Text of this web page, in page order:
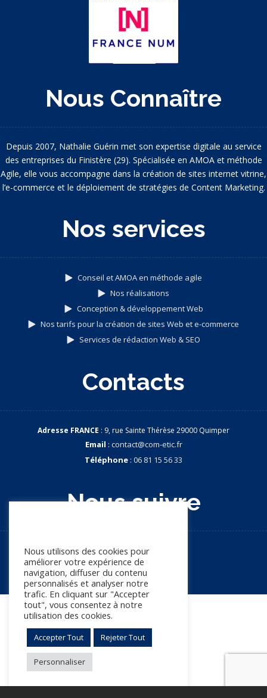
Nous Connaître
Depuis 2007, Nathalie Guérin met son expertise digitale au service
des entreprises du Finistère (29). Spécialisée en AMOA et méthode
Agile, elle vous accompagne dans la création de sites internet vitrine,
l’e-commerce et le déploiement de stratégies de Content Marketing.
Nos services
Conseil et AMOA en méthode agile
Nos réalisations
Conception & développement Web
Nos tarifs pour la création de sites Web et e-commerce
Services de rédaction Web & SEO
Contacts
Adresse FRANCE : 9, rue Sainte Thérèse 29000 Quimper
Email : contact@com-etic.fr
Téléphone : 06 81 15 56 33
Nous suivre
© Copyright 2026. Tous droits réservés
Politique de confidentialité
Mentions légales
Nous utilisons des cookies pour
améliorer votre expérience de
navigation, diffuser du contenu
personnalisés et analyser notre
trafic. En cliquant sur "Accepter
tout", vous consentez à notre
utilisation des cookies.
Accepter Tout Rejeter Tout
Personnaliser